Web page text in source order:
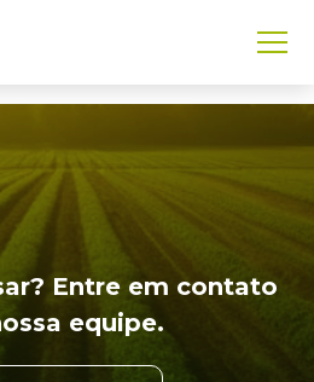
Entre em contato
equipe.